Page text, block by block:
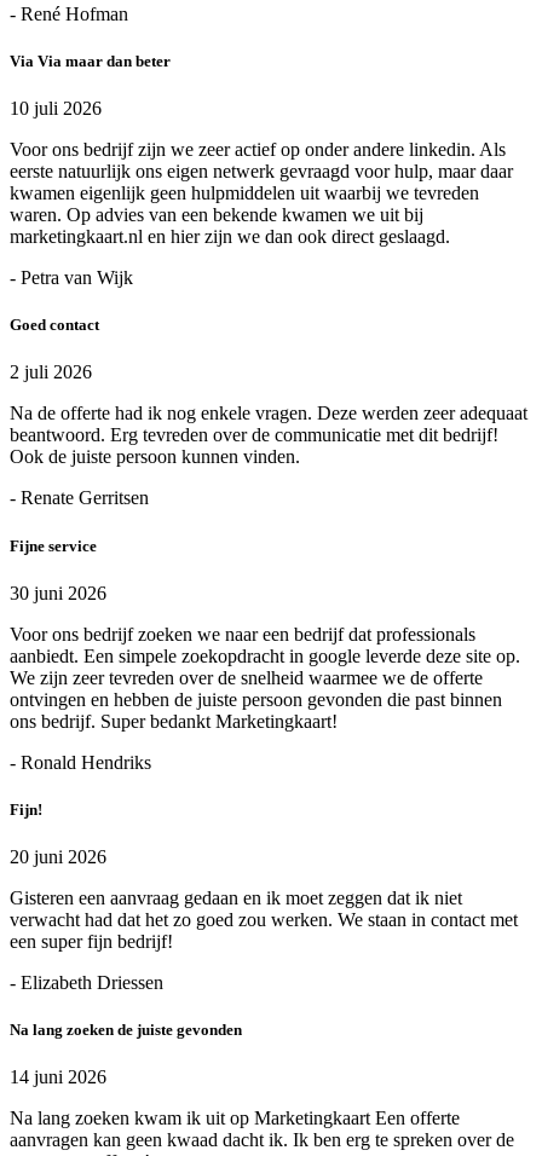
- René Hofman
Via Via maar dan beter
10 juli 2026
Voor ons bedrijf zijn we zeer actief op onder andere linkedin. Als
eerste natuurlijk ons eigen netwerk gevraagd voor hulp, maar daar
kwamen eigenlijk geen hulpmiddelen uit waarbij we tevreden
waren. Op advies van een bekende kwamen we uit bij
marketingkaart.nl en hier zijn we dan ook direct geslaagd.
- Petra van Wijk
Goed contact
2 juli 2026
Na de offerte had ik nog enkele vragen. Deze werden zeer adequaat
beantwoord. Erg tevreden over de communicatie met dit bedrijf!
Ook de juiste persoon kunnen vinden.
- Renate Gerritsen
Fijne service
30 juni 2026
Voor ons bedrijf zoeken we naar een bedrijf dat professionals
aanbiedt. Een simpele zoekopdracht in google leverde deze site op.
We zijn zeer tevreden over de snelheid waarmee we de offerte
ontvingen en hebben de juiste persoon gevonden die past binnen
ons bedrijf. Super bedankt Marketingkaart!
- Ronald Hendriks
Fijn!
20 juni 2026
Gisteren een aanvraag gedaan en ik moet zeggen dat ik niet
verwacht had dat het zo goed zou werken. We staan in contact met
een super fijn bedrijf!
- Elizabeth Driessen
Na lang zoeken de juiste gevonden
14 juni 2026
Na lang zoeken kwam ik uit op Marketingkaart Een offerte
aanvragen kan geen kwaad dacht ik. Ik ben erg te spreken over de